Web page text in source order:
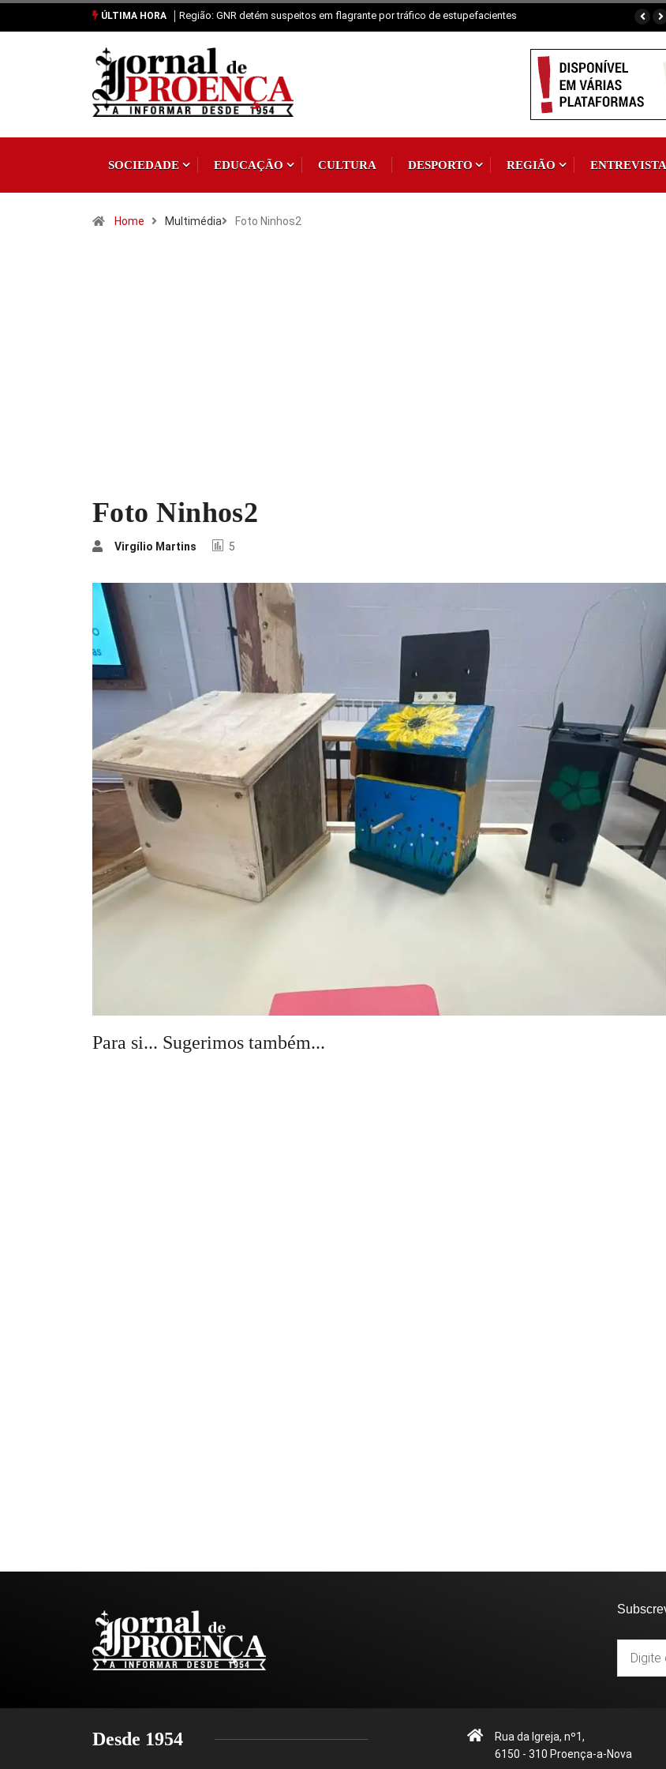
ÚLTIMA HORA Região: GNR detém suspeitos em flagrante por tráfico de estupefacientes
SOCIEDADE EDUCAÇÃO CULTURA DESPORTO REGIÃO
Home Multimédia Foto Ninhos2
Foto Ninhos2
Virgílio Martins 5
Para si... Sugerimos também...
Desde 1954
Rua da Igreja, nº1,
6150 - 310 Proença-a-Nova